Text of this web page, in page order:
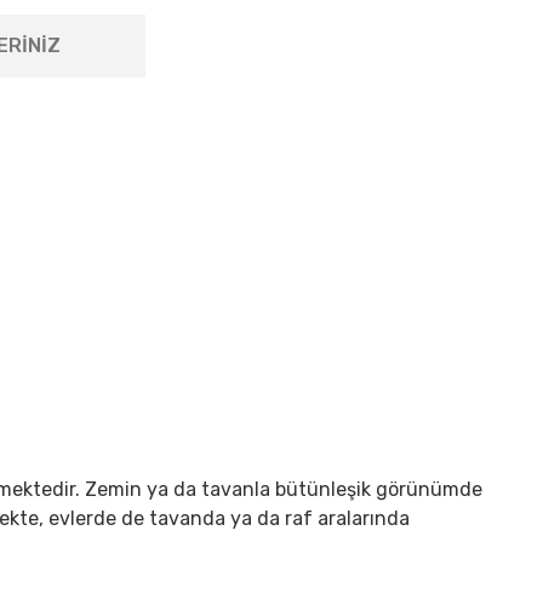
Zemin ya da tavanla bütünleşik görünümde
evlerde de tavanda ya da raf aralarında